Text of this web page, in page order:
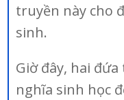
truyền này cho
sinh.
Giờ đây, hai
nghĩa sinh học